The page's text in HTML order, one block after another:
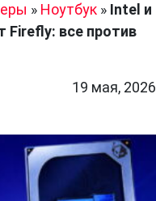
» Ноутбук » Intel и
Firefly: все против
19 мая, 2026